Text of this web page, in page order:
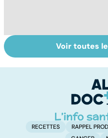
osseuse : des
Voir toutes
RECETTES RAPPEL